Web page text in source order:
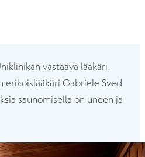
ikkunaan
uuteen ikkunaan
vastaava lääkäri,
erikoislääkäri Gabriele Sved
saunomisella on uneen ja